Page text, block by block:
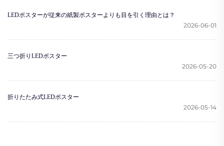
LEDポスターが従来の紙製ポスターよりも目を引く理由とは？
2026-06-01
三つ折りLEDポスター
2026-05-20
折りたたみ式LEDポスター
2026-05-14